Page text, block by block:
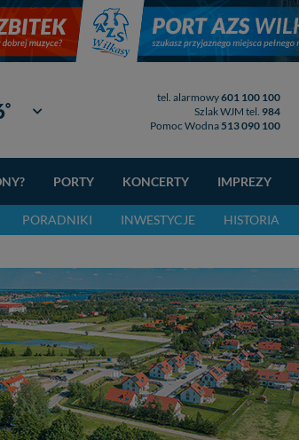
° Giżycko
tel. alarmowy601 100 100
Szlak WJM tel. 984
Pomoc Wodna 513 090 100
PORTY KONCERTY IMPREZY
PORADNIKI INWESTYCJE HISTORIA